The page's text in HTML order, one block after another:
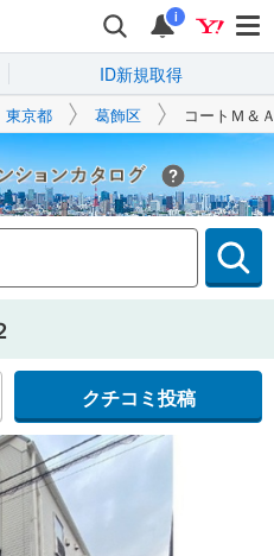
i
ID新規取得
東京都 葛飾区 コートＭ＆
Yahoo!不動産
クチコミ投稿